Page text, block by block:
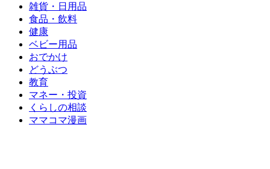
雑貨・日用品
食品・飲料
健康
ベビー用品
おでかけ
どうぶつ
教育
マネー・投資
くらしの相談
ママコマ漫画